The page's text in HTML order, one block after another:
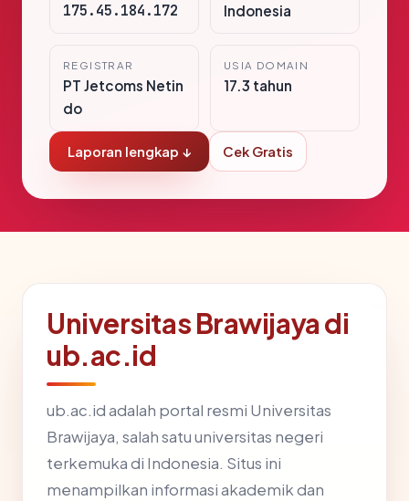
175.45.184.172 Indonesia
REGISTRAR
PT Jetcoms Netin
do
USIA DOMAIN
17.3 tahun
Laporan lengkap ↓ Cek Gratis
Universitas Brawijaya di
ub.ac.id
ub.ac.id adalah portal resmi Universitas
Brawijaya, salah satu universitas negeri
terkemuka di Indonesia. Situs ini
menampilkan informasi akademik dan